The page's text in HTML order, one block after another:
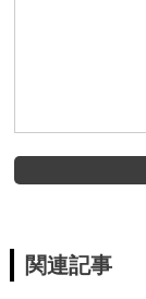
関連記事